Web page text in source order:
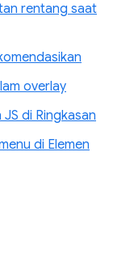
rentang saat
overlay
di Ringkasan
di Elemen